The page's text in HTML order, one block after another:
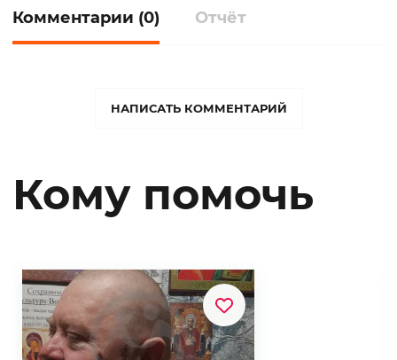
Комментарии (0) Отчёт
НАПИСАТЬ КОММЕНТАРИЙ
Кому помочь